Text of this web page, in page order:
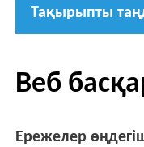
Тақырыпты
Веб
Ережелер